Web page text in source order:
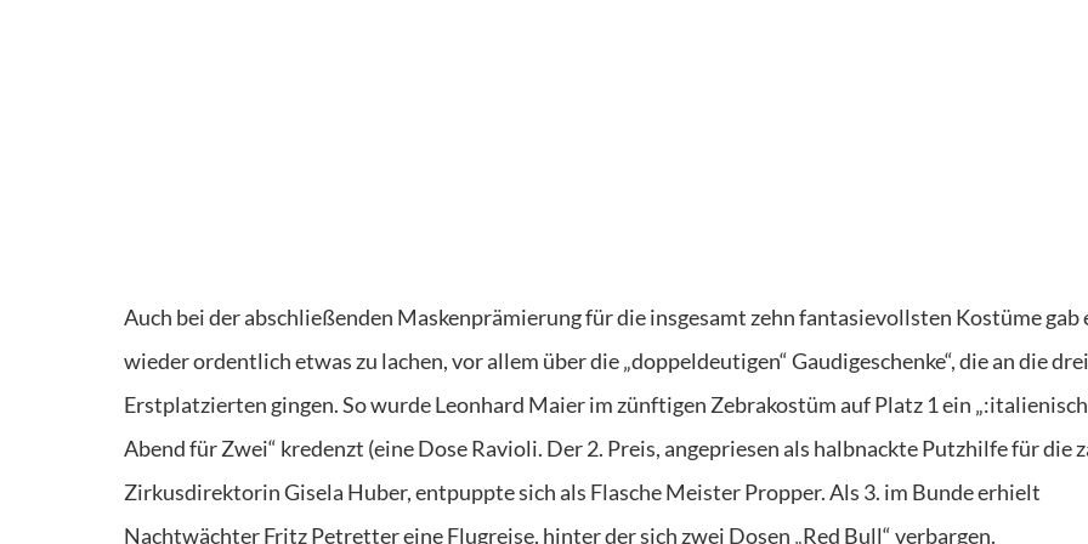
Auch bei der abschließenden Maskenprämierung für die insgesamt zehn fantasievollsten Kostüme gab
wieder ordentlich etwas zu lachen, vor allem über die „doppeldeutigen“ Gaudigeschenke“, die an die drei
Erstplatzierten gingen. So wurde Leonhard Maier im zünftigen Zebrakostüm auf Platz 1 ein
Abend für Zwei“ kredenzt (eine Dose Ravioli. Der 2. Preis, angepriesen als halbnackte Putzhilfe für die
Zirkusdirektorin Gisela Huber, entpuppte sich als Flasche Meister Propper. Als 3. im Bunde erhielt
Nachtwächter Fritz Petretter eine Flugreise, hinter der sich zwei Dosen „Red Bull“ verbargen.